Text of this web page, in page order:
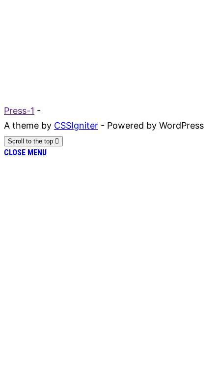
Press-1 -
A theme by CSSIgniter - Powered by WordPress
Scroll to the top
CLOSE MENU